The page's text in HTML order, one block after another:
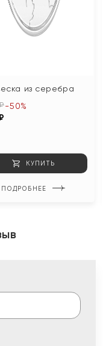
из серебра
-50%
КУПИТЬ
ПОДРОБНЕЕ